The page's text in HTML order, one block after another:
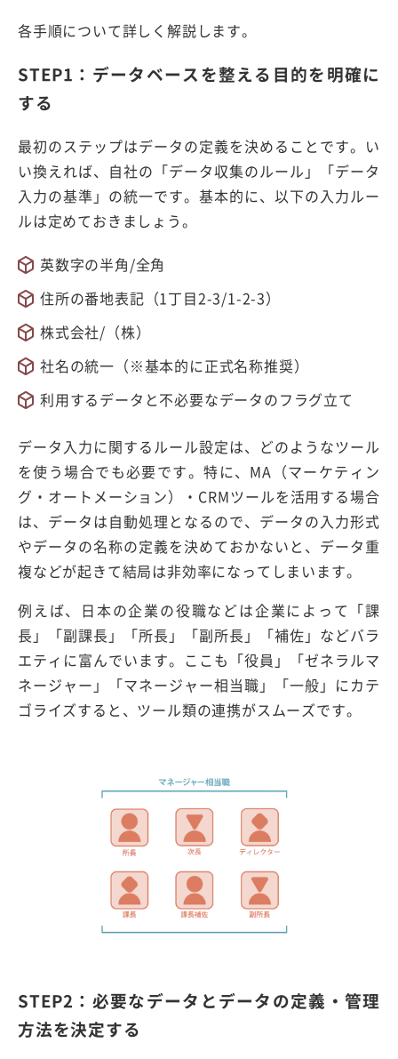
各手順について詳しく解説します。
STEP1：データベースを整える目的を明確に
する
最初のステップはデータの定義を決めることです。い
い換えれば、自社の「データ収集のルール」「データ
入力の基準」の統一です。基本的に、以下の入力ルー
ルは定めておきましょう。
英数字の半角/全角
住所の番地表記（1丁目2-3/1-2-3）
株式会社/（株）
社名の統一（※基本的に正式名称推奨）
利用するデータと不必要なデータのフラグ立て
データ入力に関するルール設定は、どのようなツール
を使う場合でも必要です。特に、MA（マーケティン
グ・オートメーション）・CRMツールを活用する場合
は、データは自動処理となるので、データの入力形式
やデータの名称の定義を決めておかないと、データ重
複などが起きて結局は非効率になってしまいます。
例えば、日本の企業の役職などは企業によって「課
長」「副課長」「所長」「副所長」「補佐」などバラ
エティに富んでいます。ここも「役員」「ゼネラルマ
ネージャー」「マネージャー相当職」「一般」にカテ
ゴライズすると、ツール類の連携がスムーズです。
STEP2：必要なデータとデータの定義・管理
方法を決定する